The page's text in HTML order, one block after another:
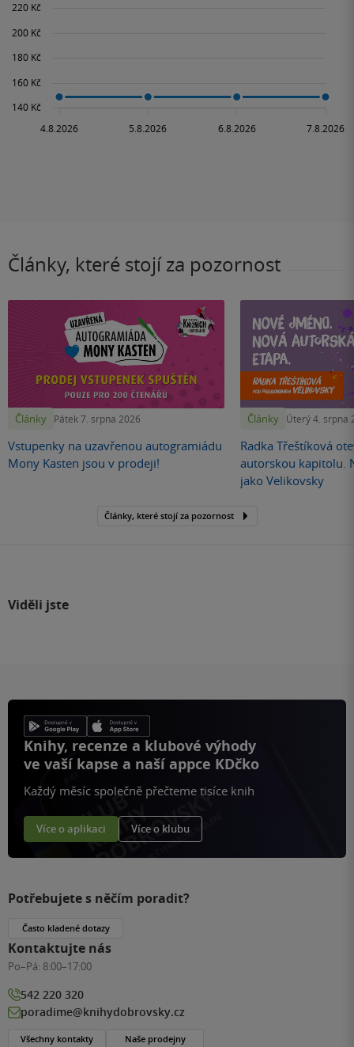
Články, které stojí za pozornost
Články Pátek 7. srpna 2026
Vstupenky na uzavřenou autogramiádu
Mony Kasten jsou v prodeji!
Články Úterý 4. srpna
Radka Třeštíková
autorskou kapitolu.
jako Velikovsky
Články, které stojí za pozornost
Viděli jste
Knihy, recenze a klubové výhody
ve vaší kapse a naší appce KDčko
Každý měsíc společně přečteme tisíce knih
Více o aplikaci Více o klubu
Potřebujete s něčím poradit?
Často kladené dotazy
Kontaktujte nás
Po–Pá: 8:00–17:00
542 220 320
poradime@knihydobrovsky.cz
Všechny kontakty Naše prodejny